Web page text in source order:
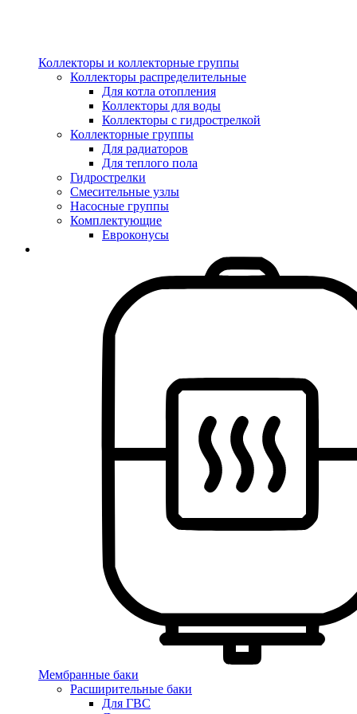
Коллекторы и коллекторные группы
Коллекторы распределительные
Для котла отопления
Коллекторы для воды
Коллекторы с гидрострелкой
Коллекторные группы
Для радиаторов
Для теплого пола
Гидрострелки
Смесительные узлы
Насосные группы
Комплектующие
Евроконусы
Мембранные баки
Расширительные баки
Для ГВС